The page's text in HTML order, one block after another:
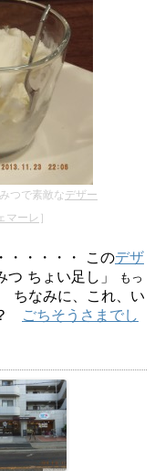
つで素敵なデザー
マーレ
・・・・・ このデザ
ちょい足し」
もっ
ちなみに、これ、い
ごちそうさまでし